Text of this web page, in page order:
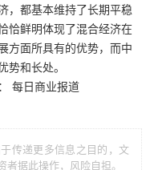
，都基本维持了长期平稳
恰鲜明体现了混合经济在
方面所具有的优势，而中
和长处。
每日商业报道
传递更多信息之目的，文
据此操作，风险自担。